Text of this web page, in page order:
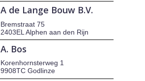
A de Lange Bouw B.V.
Bremstraat 75
2403EL Alphen aan den Rijn
A. Bos
Korenhornsterweg 1
9908TC Godlinze